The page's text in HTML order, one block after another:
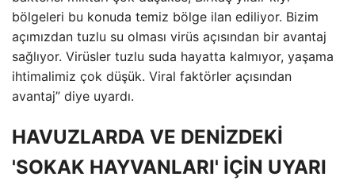
bölgeleri bu konuda temiz bölge ilan ediliyor. Bizim
açımızdan tuzlu su olması virüs açısından bir avantaj
sağlıyor. Virüsler tuzlu suda hayatta kalmıyor, yaşama
ihtimalimiz çok düşük. Viral faktörler açısından
avantaj” diye uyardı.
HAVUZLARDA VE DENİZDEKİ
'SOKAK HAYVANLARI' İÇİN UYARI